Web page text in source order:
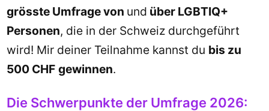
grösste Umfrage von und über LGBTIQ+
Personen, die in der Schweiz durchgeführt
wird! Mir deiner Teilnahme kannst du bis zu
500 CHF gewinnen.
Die Schwerpunkte der Umfrage 2026: